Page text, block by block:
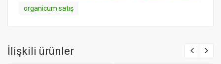
organicum satış
İlişkili ürünler